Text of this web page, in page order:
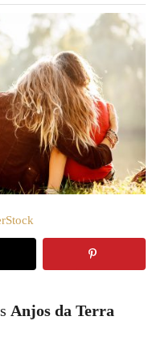
Anjos da Terra